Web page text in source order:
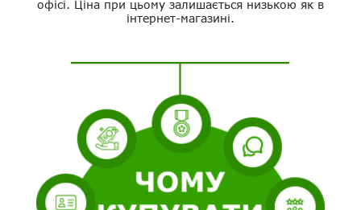
офісі. Ціна при цьому залишається низькою як в
інтернет-магазині.